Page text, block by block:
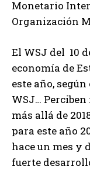
Monetario
Organización
El WSJ del 10
economía de
este año,
WSJ…
más allá de
para este año
hace un mes y
fuerte